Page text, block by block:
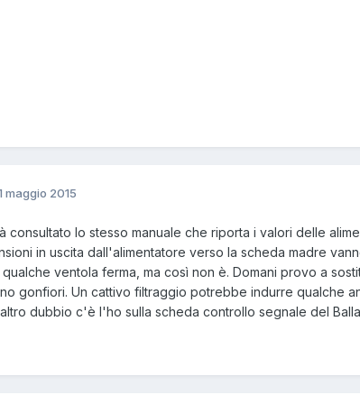
maggio 2015
consultato lo stesso manuale che riporta i valori delle
in uscita dall'alimentatore verso la scheda madre
ventola ferma, ma così non è. Domani provo a
gonfiori. Un cattivo filtraggio potrebbe indurre qualche
dubbio c'è l'ho sulla scheda controllo segnale del